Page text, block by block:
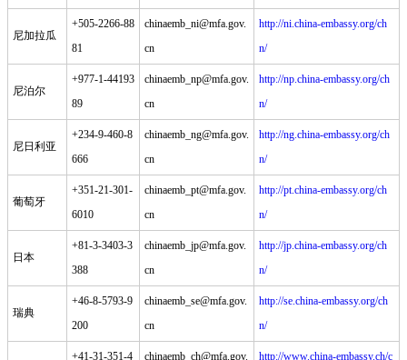
尼加拉瓜
+505-2266-88
81
chinaemb_ni@mfa.gov.
cn
http://ni.china-embassy.org/ch
n/
尼泊尔
+977-1-44193
89
chinaemb_np@mfa.gov.
cn
http://np.china-embassy.org/ch
n/
尼日利亚
+234-9-460-8
666
chinaemb_ng@mfa.gov.
cn
http://ng.china-embassy.org/ch
n/
葡萄牙
+351-21-301-
6010
chinaemb_pt@mfa.gov.
cn
http://pt.china-embassy.org/ch
n/
日本
+81-3-3403-3
388
chinaemb_jp@mfa.gov.
cn
http://jp.china-embassy.org/ch
n/
瑞典
+46-8-5793-9
200
chinaemb_se@mfa.gov.
cn
http://se.china-embassy.org/ch
n/
+41-31-351-4 chinaemb_ch@mfa.gov. http://www.china-embassy.ch/c